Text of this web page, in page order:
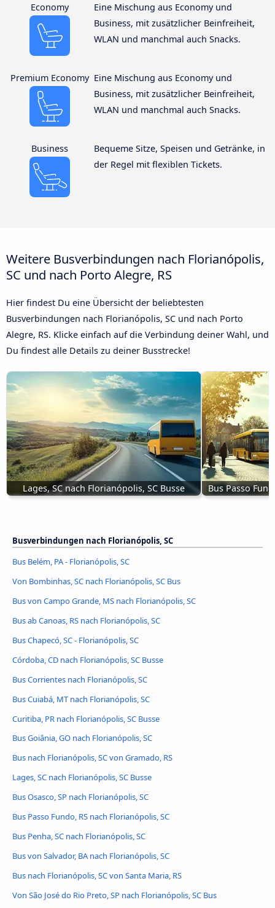
Economy
Eine Mischung aus Economy und
Business, mit zusätzlicher Beinfreiheit,
WLAN und manchmal auch Snacks.
Premium Economy Eine Mischung aus Economy und
Business, mit zusätzlicher Beinfreiheit,
WLAN und manchmal auch Snacks.
Business
Bequeme Sitze, Speisen und Getränke, in
der Regel mit flexiblen Tickets.
Weitere Busverbindungen nach Florianópolis,
SC und nach Porto Alegre, RS
Hier findest Du eine Übersicht der beliebtesten
Busverbindungen nach Florianópolis, SC und nach Porto
Alegre, RS. Klicke einfach auf die Verbindung deiner Wahl, und
Du findest alle Details zu deiner Busstrecke!
Lages, SC nach Florianópolis, SC Busse Bus Passo
Busverbindungen nach Florianópolis, SC
Bus Belém, PA - Florianópolis, SC
Von Bombinhas, SC nach Florianópolis, SC Bus
Bus von Campo Grande, MS nach Florianópolis, SC
Bus ab Canoas, RS nach Florianópolis, SC
Bus Chapecó, SC - Florianópolis, SC
Córdoba, CD nach Florianópolis, SC Busse
Bus Corrientes nach Florianópolis, SC
Bus Cuiabá, MT nach Florianópolis, SC
Curitiba, PR nach Florianópolis, SC Busse
Bus Goiânia, GO nach Florianópolis, SC
Bus nach Florianópolis, SC von Gramado, RS
Lages, SC nach Florianópolis, SC Busse
Bus Osasco, SP nach Florianópolis, SC
Bus Passo Fundo, RS nach Florianópolis, SC
Bus Penha, SC nach Florianópolis, SC
Bus von Salvador, BA nach Florianópolis, SC
Bus nach Florianópolis, SC von Santa Maria, RS
Von São José do Rio Preto, SP nach Florianópolis, SC Bus